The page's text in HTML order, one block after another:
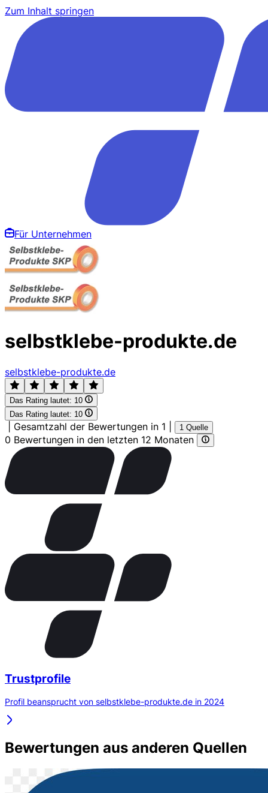
Zum Inhalt springen
Für Unternehmen
selbstklebe-produkte.de
selbstklebe-produkte.de
Das Rating lautet: 10
Das Rating lautet: 10
Gesamtzahl der Bewertungen in 1 1 Quelle
0 Bewertungen in den letzten 12 Monaten
Trustprofile
Profil beansprucht von selbstklebe-produkte.de in 2024
Bewertungen aus anderen Quellen